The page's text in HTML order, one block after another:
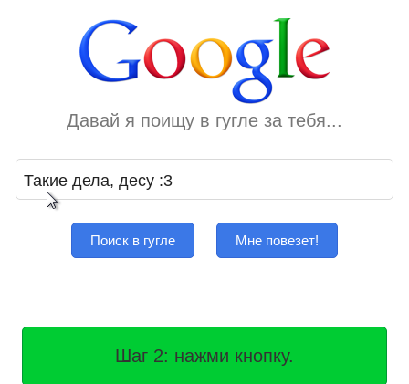
Давай я поищу в гугле за тебя...
Поиск в гугле Мне повезет!
Шаг 2: нажми кнопку.